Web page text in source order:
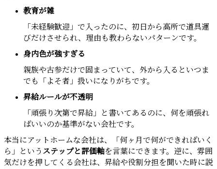
教育が雑
「未経験歓迎」で入ったのに、初日から高所で道具運
びだけさせられ、理由も教わらないパターンです。
身内色が強すぎる
親族や古参だけで固まっていて、外から入るといつま
でも「よそ者」扱いになりがちです。
昇給ルールが不透明
「頑張り次第で昇給」と書いてあるのに、何を頑張れ
ばいいのか基準がない会社です。
本当にアットホームな会社は、「何ヶ月で何ができればいく
ら」という ステップと評価軸を言葉にできます。逆に、雰囲
気だけを押してくる会社は、昇給や役割分担を聞いた時に説